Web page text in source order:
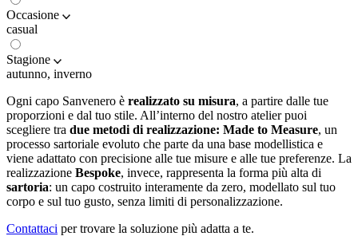
Occasione
casual
Stagione
autunno, inverno
Ogni capo Sanvenero è realizzato su misura, a partire dalle tue
proporzioni e dal tuo stile. All’interno del nostro atelier puoi
scegliere tra due metodi di realizzazione: Made to Measure, un
processo sartoriale evoluto che parte da una base modellistica e
viene adattato con precisione alle tue misure e alle tue preferenze. La
realizzazione Bespoke, invece, rappresenta la forma più alta di
sartoria: un capo costruito interamente da zero, modellato sul tuo
corpo e sul tuo gusto, senza limiti di personalizzazione.
Contattaci per trovare la soluzione più adatta a te.